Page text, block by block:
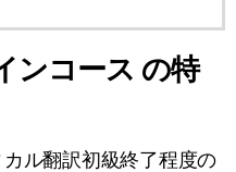
ンコース の特
ル翻訳初級終了程度の